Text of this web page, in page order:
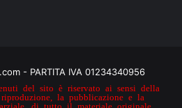
- PARTITA IVA 01234340956
del sito è riservato ai sensi della
la pubblicazione e la
di tutto il materiale originale